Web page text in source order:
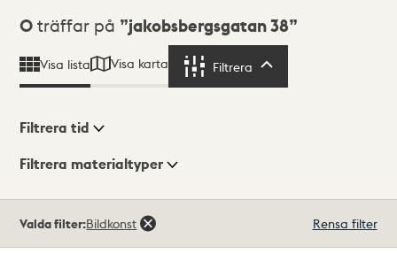
Sökresultat
0 träffar på jakobsbergsgatan 38
Visa lista Visa karta Filtrera
Visningsläge
Filtrera tid
Filtrera materialtyper
träffar
Valda filter:Bildkonst Rensa filter